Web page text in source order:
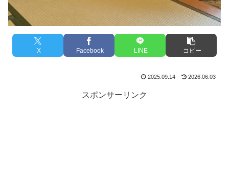
X Facebook LINE コピー
2025.09.14 2026.06.03
スポンサーリンク